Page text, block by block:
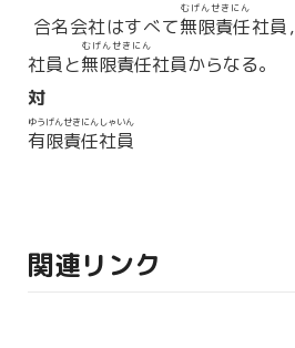
合名会社はすべて無限責任
むげんせきにん
社員，
社員と無限責任
むげんせきにん
社員からなる。
対
有限責任社員
ゆうげんせきにんしゃいん
関連リンク